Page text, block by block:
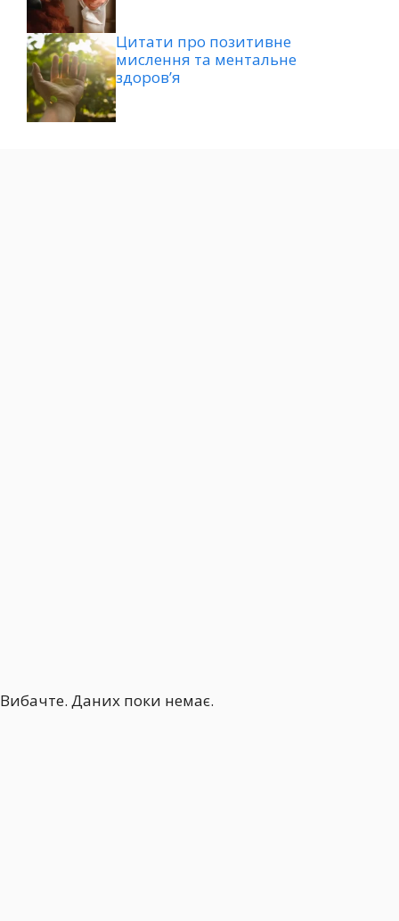
Цитати про позитивне
мислення та ментальне
здоров’я
Вибачте. Даних поки немає.